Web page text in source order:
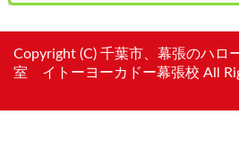
Copyright (C) 千葉市、幕張のハロ
室 イトーヨーカドー幕張校 All